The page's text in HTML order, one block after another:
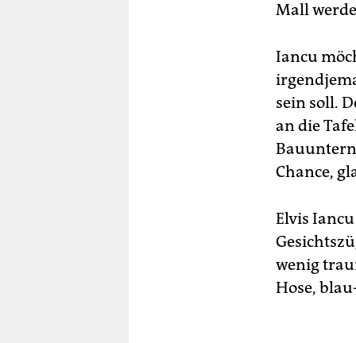
Mall
Iancu
sein soll.
an die
Chance,
Elvis
wenig
Hose,